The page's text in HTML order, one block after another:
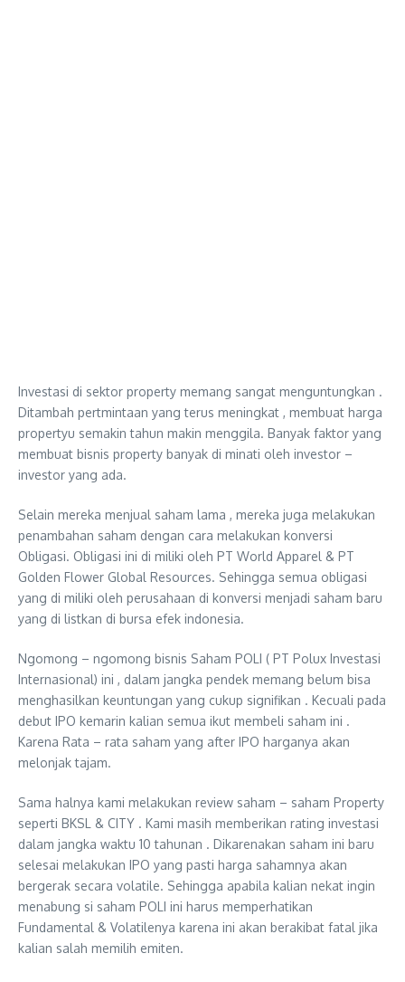
Investasi di sektor property memang sangat menguntungkan .
Ditambah pertmintaan yang terus meningkat , membuat harga
propertyu semakin tahun makin menggila. Banyak faktor yang
membuat bisnis property banyak di minati oleh investor –
investor yang ada.
Selain mereka menjual saham lama , mereka juga melakukan
penambahan saham dengan cara melakukan konversi
Obligasi. Obligasi ini di miliki oleh PT World Apparel & PT
Golden Flower Global Resources. Sehingga semua obligasi
yang di miliki oleh perusahaan di konversi menjadi saham baru
yang di listkan di bursa efek indonesia.
Ngomong – ngomong bisnis Saham POLI ( PT Polux Investasi
Internasional) ini , dalam jangka pendek memang belum bisa
menghasilkan keuntungan yang cukup signifikan . Kecuali pada
debut IPO kemarin kalian semua ikut membeli saham ini .
Karena Rata – rata saham yang after IPO harganya akan
melonjak tajam.
Sama halnya kami melakukan review saham – saham Property
seperti BKSL & CITY . Kami masih memberikan rating investasi
dalam jangka waktu 10 tahunan . Dikarenakan saham ini baru
selesai melakukan IPO yang pasti harga sahamnya akan
bergerak secara volatile. Sehingga apabila kalian nekat ingin
menabung si saham POLI ini harus memperhatikan
Fundamental & Volatilenya karena ini akan berakibat fatal jika
kalian salah memilih emiten.